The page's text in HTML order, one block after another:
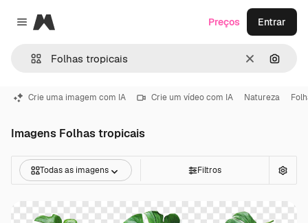
Close menu
Magnific
Limpar
Preços Entrar
Crie uma imagem com IA Crie um vídeo com IA Natureza
Imagens Folhas tropicais
Todas as imagens Filtros